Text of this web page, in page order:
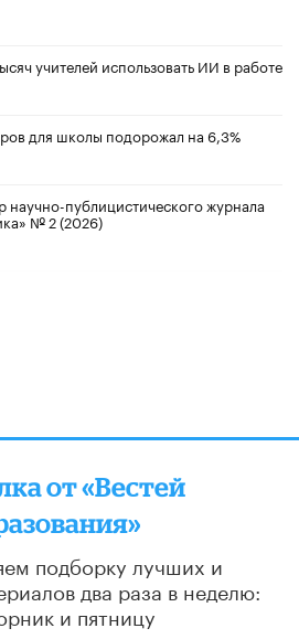
учителей использовать ИИ в работе
для школы подорожал на 6,3%
публицистического журнала
№ 2 (2026)
от «Вестей
подборку лучших и
два раза в неделю:
и пятницу